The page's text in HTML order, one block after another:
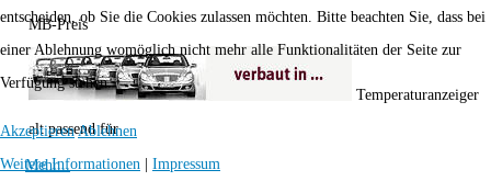
MB-Preis
alt passend für
Temperaturanzeiger
Mehr...
entscheiden, ob Sie die Cookies zulassen möchten. Bitte beachten Sie, dass bei
einer Ablehnung womöglich nicht mehr alle Funktionalitäten der Seite zur
Verfügung stehen.
Akzeptieren Ablehnen
Weitere Informationen
Impressum